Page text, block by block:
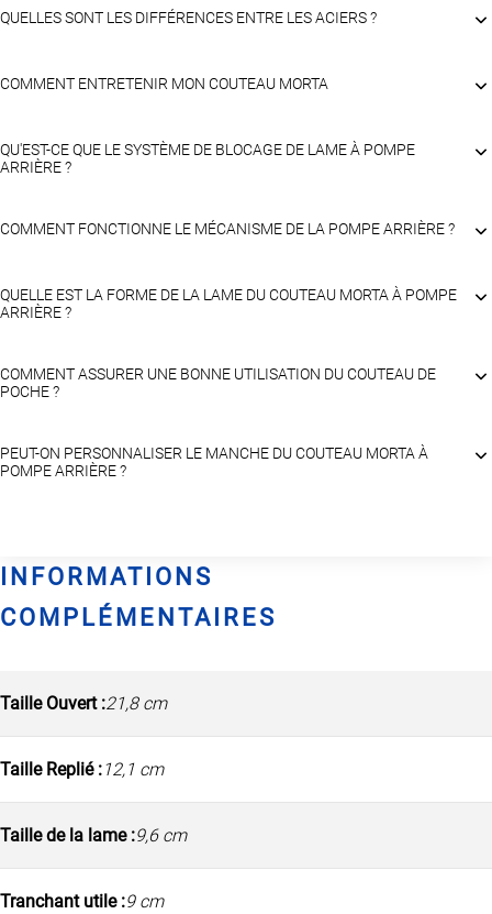
QUELLES SONT LES DIFFÉRENCES ENTRE LES ACIERS ?
COMMENT ENTRETENIR MON COUTEAU MORTA
QU'EST-CE QUE LE SYSTÈME DE BLOCAGE DE LAME À POMPE
ARRIÈRE ?
COMMENT FONCTIONNE LE MÉCANISME DE LA POMPE ARRIÈRE ?
QUELLE EST LA FORME DE LA LAME DU COUTEAU MORTA À POMPE
ARRIÈRE ?
COMMENT ASSURER UNE BONNE UTILISATION DU COUTEAU DE
POCHE ?
PEUT-ON PERSONNALISER LE MANCHE DU COUTEAU MORTA À
POMPE ARRIÈRE ?
INFORMATIONS
COMPLÉMENTAIRES
Taille Ouvert :21,8 cm
Taille Replié :12,1 cm
Taille de la lame :9,6 cm
Tranchant utile :9 cm